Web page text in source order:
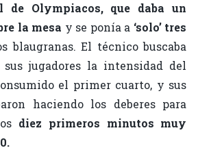
de Olympiacos, que daba un
la mesa y se ponía a ‘solo’ tres
blaugranas. El técnico buscaba
jugadores la intensidad del
el primer cuarto, y sus
haciendo los deberes para
diez primeros minutos muy